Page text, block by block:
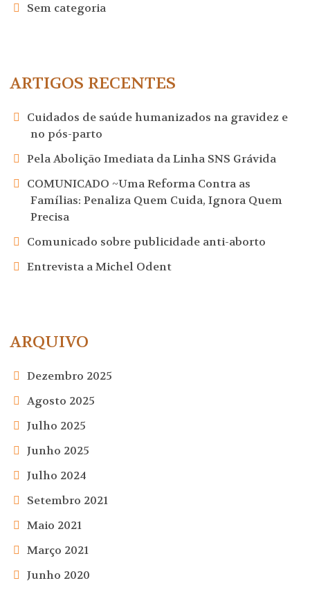
Sem categoria
ARTIGOS RECENTES
Cuidados de saúde humanizados na gravidez e
no pós-parto
Pela Abolição Imediata da Linha SNS Grávida
COMUNICADO ~Uma Reforma Contra as
Famílias: Penaliza Quem Cuida, Ignora Quem
Precisa
Comunicado sobre publicidade anti-aborto
Entrevista a Michel Odent
ARQUIVO
Dezembro 2025
Agosto 2025
Julho 2025
Junho 2025
Julho 2024
Setembro 2021
Maio 2021
Março 2021
Junho 2020